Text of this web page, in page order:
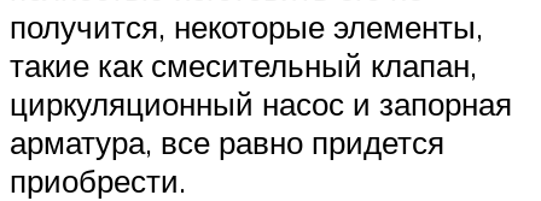
получится, некоторые элементы,
такие как смесительный клапан,
циркуляционный насос и запорная
арматура, все равно придется
приобрести.